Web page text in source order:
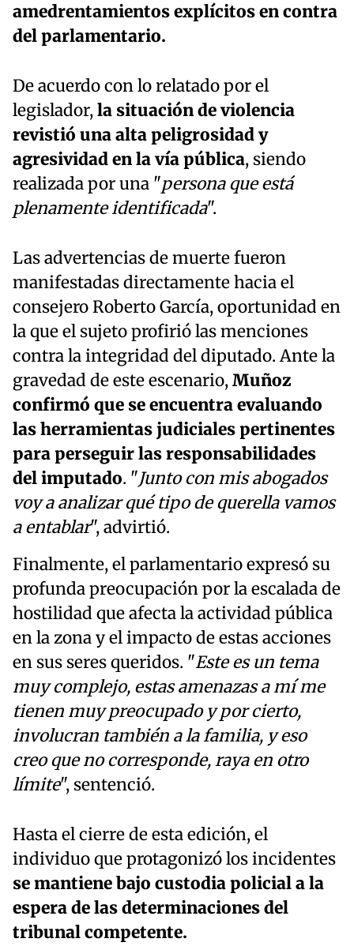
amedrentamientos explícitos en contra
del parlamentario.
De acuerdo con lo relatado por el
legislador,la situación de violencia
revistió una alta peligrosidad y
agresividad en la vía pública, siendo
realizada por una "persona que está
plenamente identificada".
Las advertencias de muerte fueron
manifestadas directamente hacia el
consejero Roberto García, oportunidad en
la que el sujeto profirió las menciones
contra la integridad del diputado. Ante la
gravedad de este escenario,Muñoz
confirmó que se encuentra evaluando
las herramientas judiciales pertinentes
para perseguir las responsabilidades
del imputado. "Junto con mis abogados
voy a analizar qué tipo de querella vamos
a entablar", advirtió.
Finalmente, el parlamentario expresó su
profunda preocupación por la escalada de
hostilidad que afecta la actividad pública
en la zona y el impacto de estas acciones
en sus seres queridos. "Este es un tema
muy complejo, estas amenazas a mí me
tienen muy preocupado y por cierto,
involucran también a la familia, y eso
creo que no corresponde, raya en otro
límite", sentenció.
Hasta el cierre de esta edición, el
individuo que protagonizó los incidentes
se mantiene bajo custodia policial a la
espera de las determinaciones del
tribunal competente.